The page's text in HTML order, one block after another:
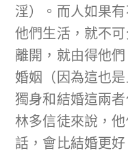
淫）。而人如果
他們生活，就不
離開，就由得他
婚姻（因為這也
獨身和結婚這兩
林多信徒來說，
話，會比結婚更